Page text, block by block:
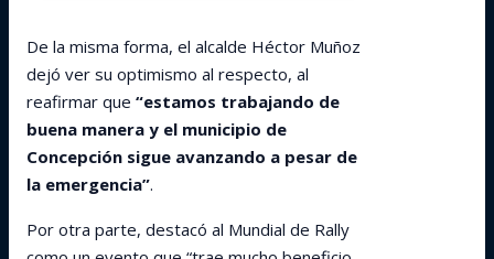
De la misma forma, el alcalde Héctor Muñoz
dejó ver su optimismo al respecto, al
reafirmar que “estamos trabajando de
buena manera y el municipio de
Concepción sigue avanzando a pesar de
la emergencia”.
Por otra parte, destacó al Mundial de Rally